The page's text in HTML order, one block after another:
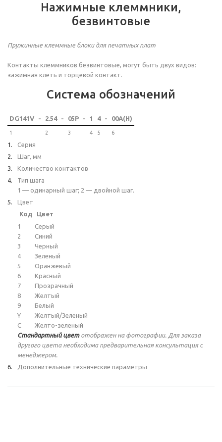
Нажимные клеммники,
безвинтовые
Пружинные клеммные блоки для печатных плат
Контакты клеммников безвинтовые, могут быть двух видов:
зажимная клеть и торцевой контакт.
Система обозначений
DG141V - 2.54 - 05P - 1 4 - 00A(H)
1 2 3 4 5 6
Серия
Шаг, мм
Количество контактов
Тип шага
1 — одинарный шаг; 2 — двойной шаг.
Цвет
Код
Цвет
1
Серый
2
Синий
3
Черный
4
Зеленый
5
Оранжевый
6
Красный
7
Прозрачный
8
Желтый
9
Белый
Y
Желтый/Зеленый
C
Желто-зеленый
Стандартный цветотображен на фотографии. Для заказа
другого цвета необходима предварительная консультация с
менеджером.
Дополнительные технические параметры